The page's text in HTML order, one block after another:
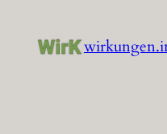
Inhalt